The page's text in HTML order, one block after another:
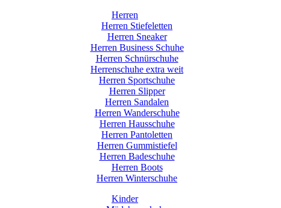
Herren
Herren Stiefeletten
Herren Sneaker
Herren Business Schuhe
Herren Schnürschuhe
Herrenschuhe extra weit
Herren Sportschuhe
Herren Slipper
Herren Sandalen
Herren Wanderschuhe
Herren Hausschuhe
Herren Pantoletten
Herren Gummistiefel
Herren Badeschuhe
Herren Boots
Herren Winterschuhe
Kinder